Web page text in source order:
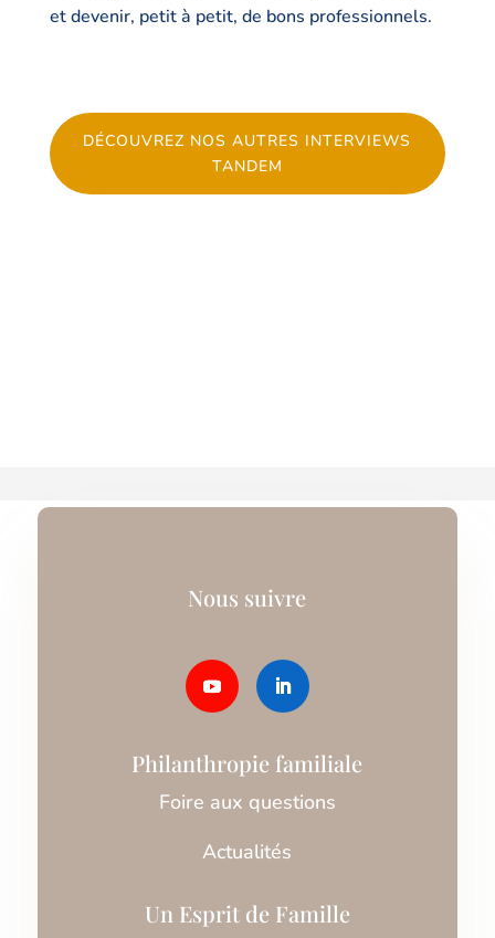
et devenir, petit à petit, de bons professionnels.
DÉCOUVREZ NOS AUTRES INTERVIEWS
TANDEM
Nous suivre
Philanthropie familiale
Foire aux questions
Actualités
Un Esprit de Famille